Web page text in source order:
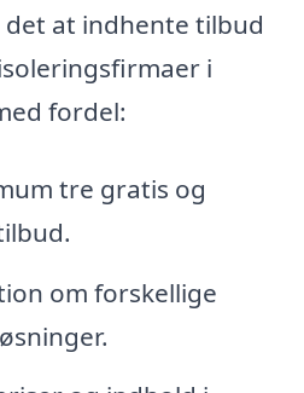
at indhente tilbud
i
fordel:
tre gratis og
om forskellige